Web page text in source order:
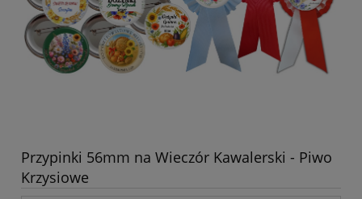
Przypinki 56mm na Wieczór Kawalerski - Piwo
Krzysiowe